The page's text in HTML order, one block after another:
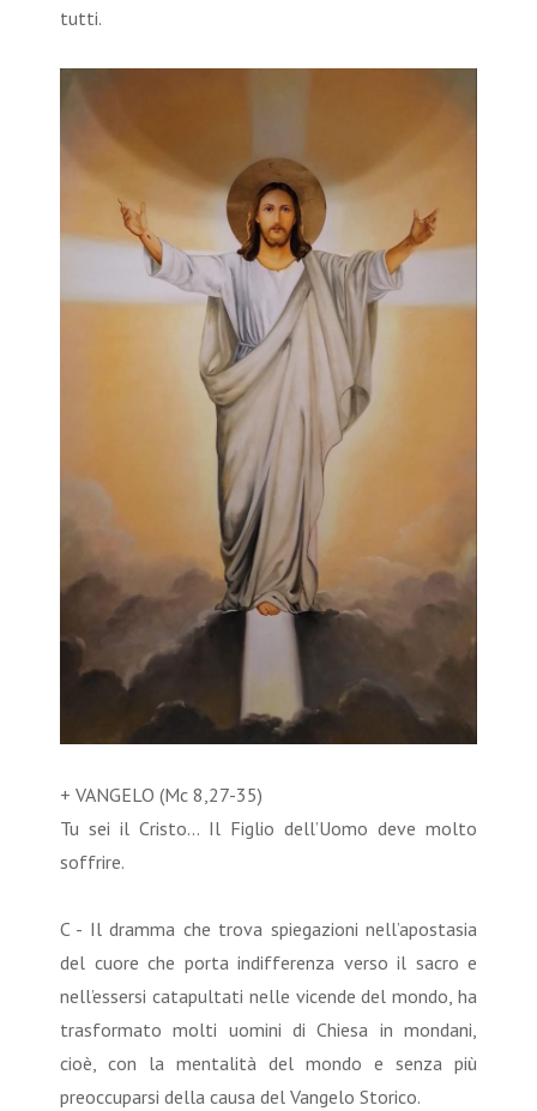
tutti.
+ VANGELO (Mc 8,27-35)
Tu sei il Cristo… Il Figlio dell’Uomo deve molto
soffrire.
C - Il dramma che trova spiegazioni nell’apostasia
del cuore che porta indifferenza verso il sacro e
nell’essersi catapultati nelle vicende del mondo, ha
trasformato molti uomini di Chiesa in mondani,
cioè, con la mentalità del mondo e senza più
preoccuparsi della causa del Vangelo Storico.